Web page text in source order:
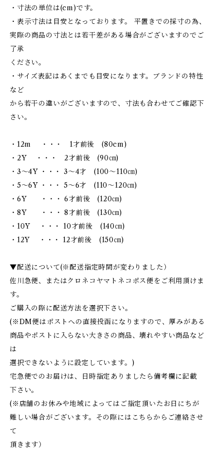
・寸法の単位は(cm)です。
・表示寸法は目安となっております。 平置きでの採寸の為、
実際の商品の寸法とは若干差がある場合がございますのでご
了承
ください。
・サイズ表記はあくまでも目安になります。ブランドの特性
など
から若干の違いがございますので、寸法も合わせてご確認下
さい。
・12m ・・・ 1才前後 (80cm)
・2Y ・・・ 2才前後 (90㎝)
・3～4Y ・・・ 3～4才 (100～110㎝)
・5～6Y ・・・ 5～6才 (110～120㎝)
・6Y ・・・ 6才前後 (120㎝)
・8Y ・・・ 8才前後 (130㎝)
・10Y ・・・ 10才前後 (140㎝)
・12Y ・・・ 12才前後 (150㎝)
▼配送について(※配送指定時間が変わりました）
佐川急便、またはクロネコヤマトネコポス便をご利用頂けま
す。
ご購入の際に配送方法を選択下さい。
(※DM便はポストへの直接投函になりますので、厚みがある
商品やポストに入らない大きさの商品、壊れやすい商品など
は
選択できないように設定しています。)
宅急便でのお届けは、日時指定ありましたら備考欄に記載
下さい。
(※店舗のお休みや地域によってはご指定頂いたお日にちが
難しい場合がございます。その際にはこちらからご連絡させ
て
頂きます）